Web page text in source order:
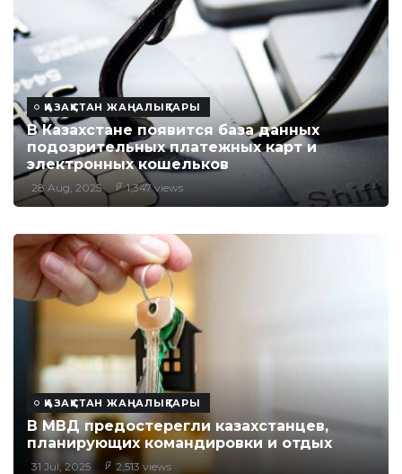
ҚАЗАҚСТАН ЖАҢАЛЫҚТАРЫ
В Казахстане появится база данных
подозрительных платежных карт и
электронных кошельков
28 Aug, 2025 1,347 views
ҚАЗАҚСТАН ЖАҢАЛЫҚТАРЫ
В МВД предостерегли казахстанцев,
планирующих командировки и отдых
31 Jul, 2025 2,513 views